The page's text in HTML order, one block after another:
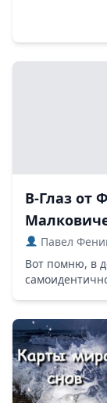
В-Глаз от
Павел
Вот помню, в